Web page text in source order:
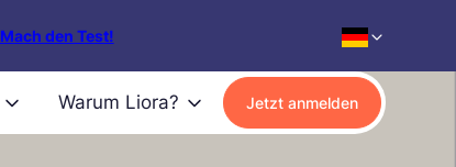
Mach den Test!
Warum Liora? Jetzt anmelden